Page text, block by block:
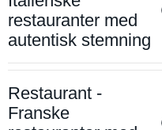
restauranter med
autentisk stemning
Restaurant -
Franske